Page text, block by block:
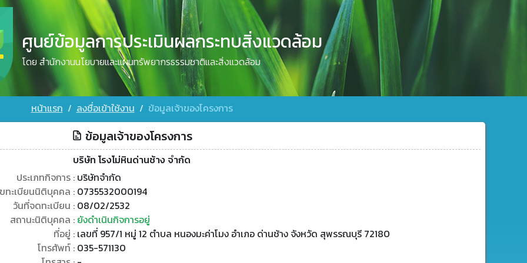
ศูนย์ข้อมูลการประเมินผลกระทบสิ่งแวดล้อม
โดย สำนักงานนโยบายและแผนทรัพยากรธรรมชาติและสิ่งแวดล้อม
หน้าแรก ลงชื่อเข้าใช้งาน ข้อมูลเจ้าของโครงการ
ข้อมูลเจ้าของโครงการ
บริษัท โรงโม่หินด่านช้าง จำกัด
ประเภทกิจการ : บริษัทจำกัด
ทะเบียนนิติบุคคล : 0735532000194
วันที่จดทะเบียน : 08/02/2532
สถานะนิติบุคคล : ยังดำเนินกิจการอยู่
ที่อยู่ : เลขที่ 957/1 หมู่ 12 ตำบล หนองมะค่าโมง อำเภอ ด่านช้าง จังหวัด สุพรรณบุรี 72180
โทรศัพท์ : 035-571130